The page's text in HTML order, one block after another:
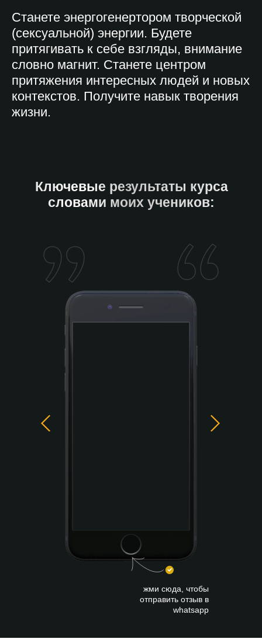
Станете энергогенертором творческой
(сексуальной) энергии. Будете
притягивать к себе взгляды, внимание
словно магнит. Станете центром
притяжения интересных людей и новых
контекстов. Получите навык творения
жизни.
Ключевые результаты курса
словами моих учеников:
жми сюда, чтобы
отправить отзыв в
whatsapp